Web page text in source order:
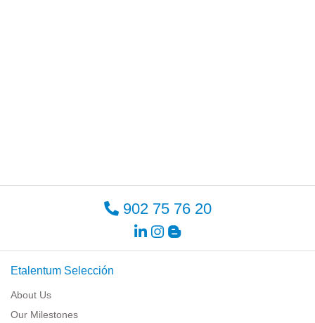
902 75 76 20
Etalentum Selección
About Us
Our Milestones